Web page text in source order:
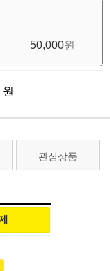
50,000원
원
관심상품